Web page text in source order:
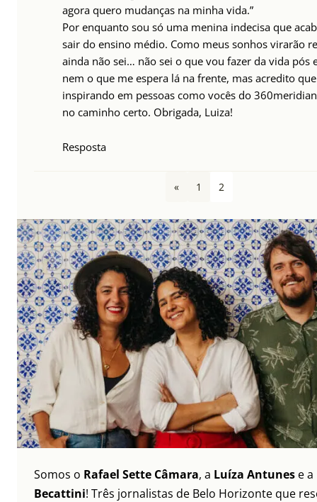
agora quero mudanças na minha vida.”
Por enquanto sou só uma menina indecisa que
sair do ensino médio. Como meus sonhos virarão
ainda não sei… não sei o que vou fazer da vida pós
nem o que me espera lá na frente, mas acredito
inspirando em pessoas como vocês do
no caminho certo. Obrigada, Luiza!
Resposta
« 1 2
Somos o Rafael Sette Câmara, a Luíza Antunes e a
Becattini! Três jornalistas de Belo Horizonte que